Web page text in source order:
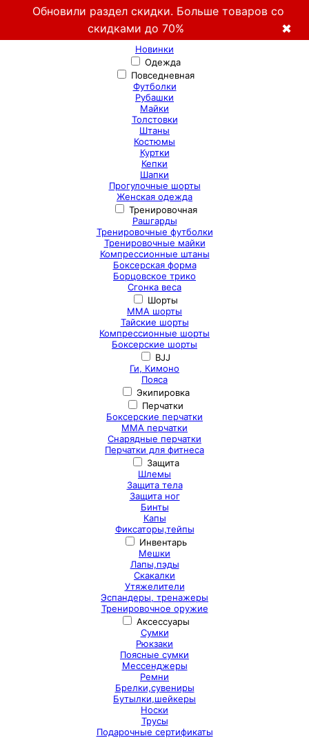
Обновили раздел скидки. Больше товаров со
скидками до 70%
✖
Новинки
Одежда
Повседневная
Футболки
Рубашки
Майки
Толстовки
Штаны
Костюмы
Куртки
Кепки
Шапки
Прогулочные шорты
Женская одежда
Тренировочная
Рашгарды
Тренировочные футболки
Тренировочные майки
Компрессионные штаны
Боксерская форма
Борцовское трико
Сгонка веса
Шорты
ММА шорты
Тайские шорты
Компрессионные шорты
Боксерские шорты
BJJ
Ги, Кимоно
Пояса
Экипировка
Перчатки
Боксерские перчатки
ММА перчатки
Снарядные перчатки
Перчатки для фитнеса
Защита
Шлемы
Защита тела
Защита ног
Бинты
Капы
Фиксаторы,тейпы
Инвентарь
Мешки
Лапы,пэды
Скакалки
Утяжелители
Эспандеры, тренажеры
Тренировочное оружие
Аксессуары
Сумки
Рюкзаки
Поясные сумки
Мессенджеры
Ремни
Брелки,сувениры
Бутылки,шейкеры
Носки
Трусы
Подарочные сертификаты